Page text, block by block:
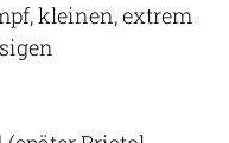
kleinen, extrem